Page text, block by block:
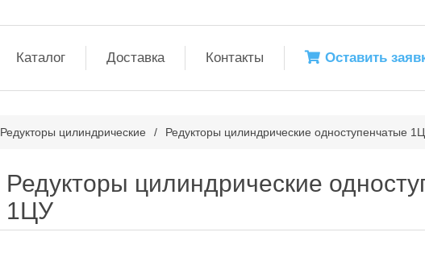
Каталог Доставка Контакты Оставить
Редукторы цилиндрические / Редукторы цилиндрические одноступенчатые
Редукторы цилиндрические
1ЦУ